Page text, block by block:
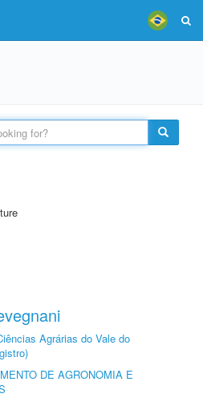
Agrárias do Vale do
DE AGRONOMIA E